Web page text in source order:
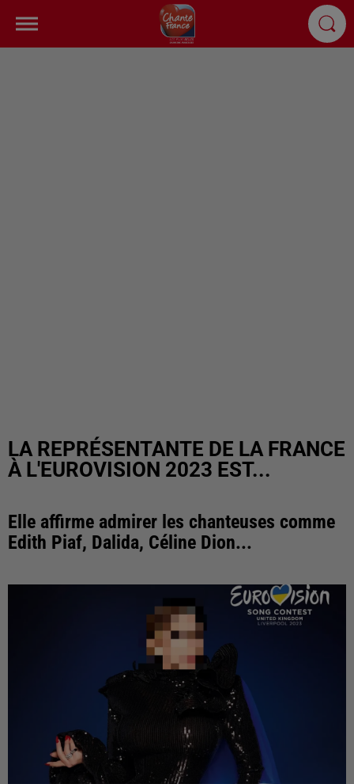
LA REPRÉSENTANTE DE LA FRANCE
À L'EUROVISION 2023 EST...
Elle affirme admirer les chanteuses comme
Edith Piaf, Dalida, Céline Dion...